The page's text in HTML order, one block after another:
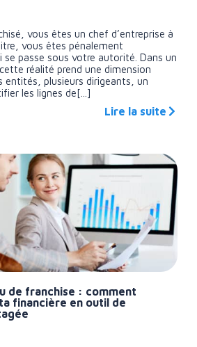
vous êtes un chef d’entreprise à
vous êtes pénalement
se passe sous votre autorité. Dans un
réalité prend une dimension
entités, plusieurs dirigeants, un
les lignes de[...]
Lire la suite
de franchise : comment
financière en outil de